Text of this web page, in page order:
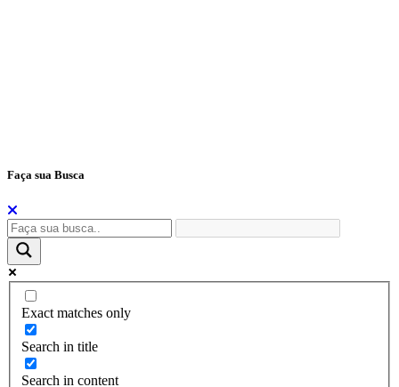
Faça sua Busca
Exact matches only
Search in title
Search in content